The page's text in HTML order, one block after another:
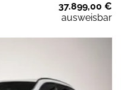
37.899,00 €
ausweisbar